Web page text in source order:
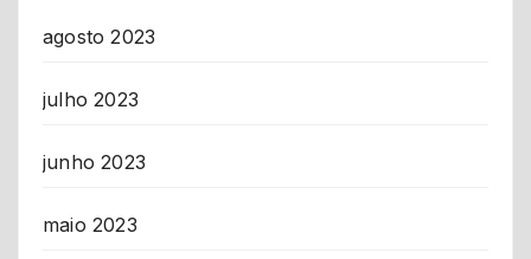
agosto 2023
julho 2023
junho 2023
maio 2023